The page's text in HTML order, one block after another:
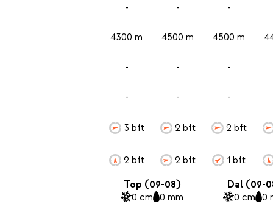
-
4300 m
-
-
3 bft
2 bft
-
4500 m
-
-
2 bft
2 bft
-
4500 m
-
-
2 bft
1 bft
Top (09-08)
0 cm 0 mm
Dal (09-
0 cm 0